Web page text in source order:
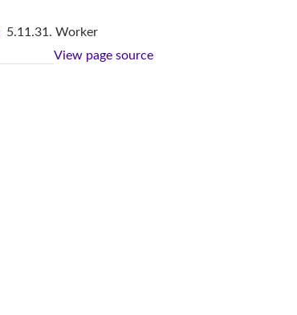
5.11.31. Worker
View page source